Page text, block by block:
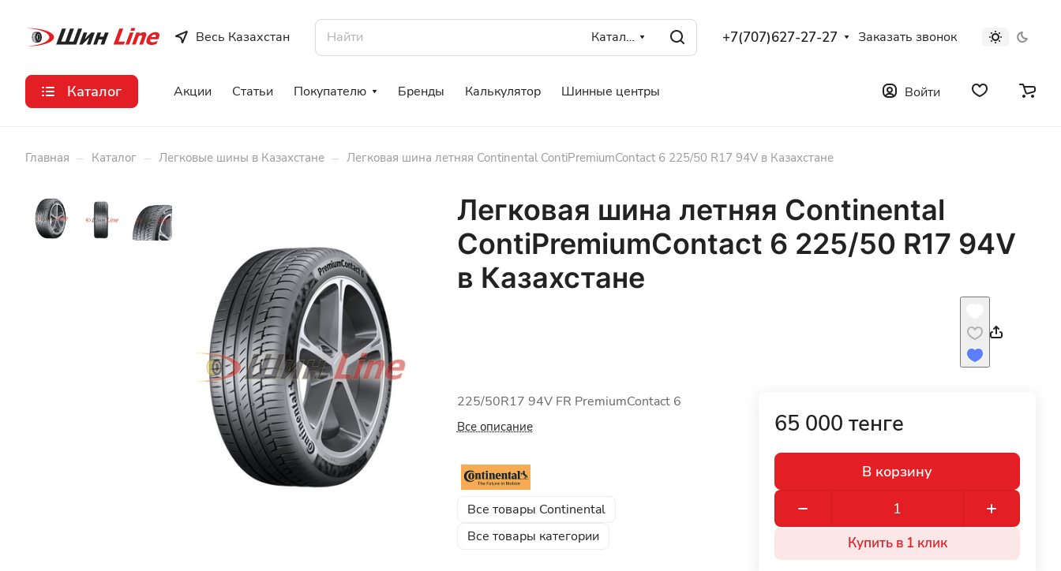
Весь Казахстан Каталог +7(707)627-27-27 Заказать звонок
Каталог Акции Статьи Покупателю Бренды Калькулятор Шинные центры Войти
Главная – Каталог – Легковые шины в Казахстане – Легковая шина летняя Continental ContiPremiumContact 6 225/50 R17 94V в Казахстане
Легковая шина летняя Continental
ContiPremiumContact 6 225/50 R17 94V
в Казахстане
225/50R17 94V FR PremiumContact 6
Все описание
Все товары Continental
Все товары категории
65 000 тенге
В корзину
Купить в 1 клик